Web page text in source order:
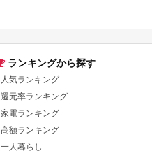
ランキングから探す
人気ランキング
還元率ランキング
家電ランキング
高額ランキング
一人暮らし